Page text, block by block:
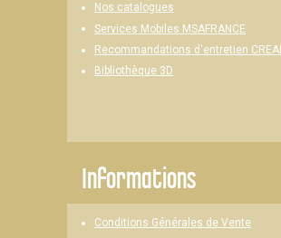
Nos catalogues
Services Mobiles MSAFRANCE
Recommandations d'entretien
Bibliothèque 3D
Informations
Conditions Générales de Vente